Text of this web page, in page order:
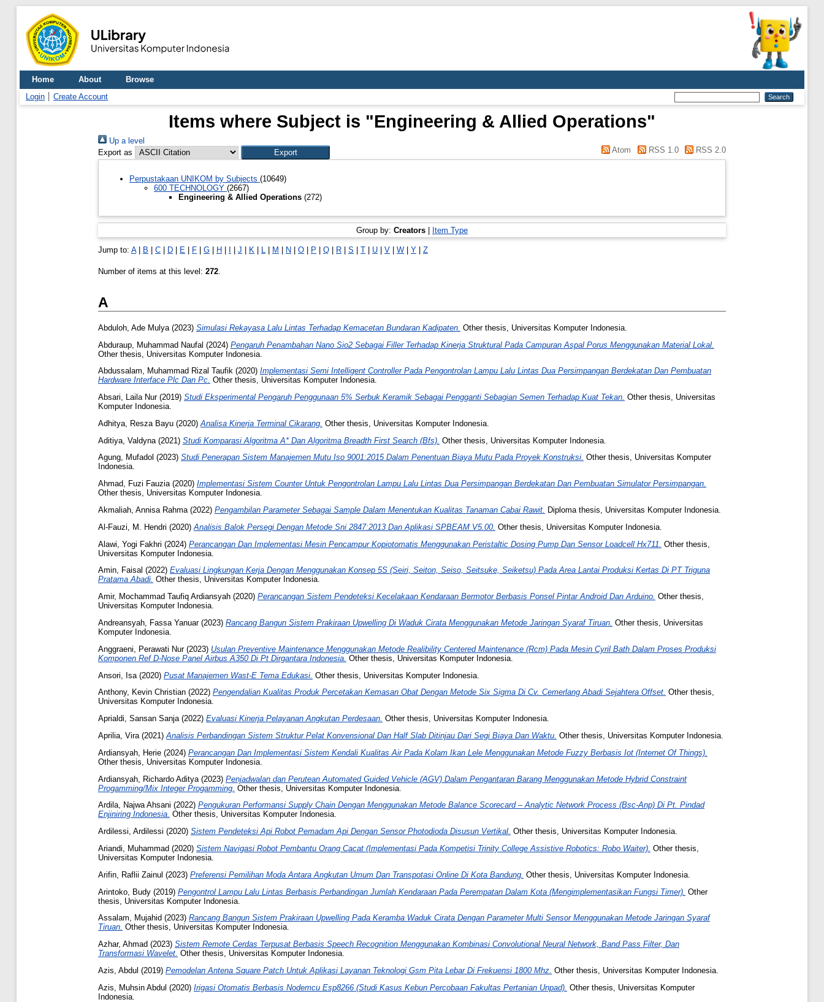
Home About
Browse
Login
Create Account
Items where Subject is "Engineering & Allied Operations"
Up a level
Export as
Atom RSS 1.0 RSS 2.0
Perpustakaan UNIKOM by Subjects (10649)
600 TECHNOLOGY (2667)
Engineering & Allied Operations (272)
Group by: Creators | Item Type
Jump to: A| B | C | D | E | F | G | H | I | J | K | L | M | N | O | P | Q | R | S | T | U | V | W | Y | Z
Number of items at this level: 272
A
Abduloh, Ade Mulya (2023) Simulasi Rekayasa Lalu Lintas Terhadap Kemacetan Bundaran Kadipaten. Other thesis, Universitas Komputer Indonesia.
Abduraup, Muhammad Naufal (2024) Pengaruh Penambahan Nano Sio2 Sebagai Filler Terhadap Kinerja Struktural Pada Campuran Aspal Porus Menggunakan Material Lokal.
Other thesis, Universitas Komputer Indonesia.
Abdussalam, Muhammad Rizal Taufik (2020) Implementasi Semi Intelligent Controller Pada Pengontrolan Lampu Lalu Lintas Dua Persimpangan Berdekatan Dan Pembuatan
Hardware Interface Plc Dan Pc. Other thesis, Universitas Komputer Indonesia.
Absari, Laila Nur(2019) Studi Eksperimental Pengaruh Penggunaan 5% Serbuk Keramik Sebagai Pengganti Sebagian Semen Terhadap Kuat Tekan. Other thesis, Universitas
Komputer Indonesia.
Adhitya, Resza Bayu (2020) Analisa Kinerja Terminal Cikarang. Other thesis, Universitas Komputer Indonesia.
Aditiya, Valdyna (2021) Studi Komparasi Algoritma A* Dan Algoritma Breadth First Search (Bfs). Other thesis, Universitas Komputer Indonesia.
Agung, Mufadol (2023) Studi Penerapan Sistem Manajemen Mutu Iso 9001:2015 Dalam Penentuan Biaya Mutu Pada Proyek Konstruksi. Other thesis, Universitas Komputer
Indonesia.
Ahmad, Fuzi Fauzia(2020) Implementasi Sistem Counter Untuk Pengontrolan Lampu Lalu Lintas Dua Persimpangan Berdekatan Dan Pembuatan Simulator Persimpangan.
Other thesis, Universitas Komputer Indonesia.
Akmaliah, Annisa Rahma(2022) Pengambilan Parameter Sebagai Sample Dalam Menentukan Kualitas Tanaman Cabai Rawit. Diploma thesis, Universitas Komputer Indonesia.
Al-Fauzi, M. Hendri (2020) Analisis Balok Persegi Dengan Metode Sni 2847:2013 Dan Aplikasi SPBEAM V5.00. Other thesis, Universitas Komputer Indonesia.
Alawi, Yogi Fakhri (2024) Perancangan Dan Implementasi Mesin Pencampur Kopiotomatis Menggunakan Peristaltic Dosing Pump Dan Sensor Loadcell Hx711. Other thesis,
Universitas Komputer Indonesia.
Amin, Faisal (2022) Evaluasi Lingkungan Kerja Dengan Menggunakan Konsep 5S (Seiri, Seiton, Seiso, Seitsuke, Seiketsu) Pada Area Lantai Produksi Kertas Di PT Triguna
Pratama Abadi. Other thesis, Universitas Komputer Indonesia.
Amir, Mochammad Taufiq Ardiansyah (2020) Perancangan Sistem Pendeteksi Kecelakaan Kendaraan Bermotor Berbasis Ponsel Pintar Android Dan Arduino. Other thesis,
Universitas Komputer Indonesia.
Andreansyah, Fassa Yanuar(2023) Rancang Bangun Sistem Prakiraan Upwelling Di Waduk Cirata Menggunakan Metode Jaringan Syaraf Tiruan. Other thesis, Universitas
Komputer Indonesia.
Anggraeni, Perawati Nur(2023) Usulan Preventive Maintenance Menggunakan Metode Realibility Centered Maintenance (Rcm) Pada Mesin Cyril Bath Dalam Proses Produksi
Komponen Ref D-Nose Panel Airbus A350 Di Pt Dirgantara Indonesia. Other thesis, Universitas Komputer Indonesia.
Ansori, Isa (2020) Pusat Manajemen Wast-E Tema Edukasi. Other thesis, Universitas Komputer Indonesia.
Anthony, Kevin Christian (2022) Pengendalian Kualitas Produk Percetakan Kemasan Obat Dengan Metode Six Sigma Di Cv. Cemerlang Abadi Sejahtera Offset. Other thesis,
Universitas Komputer Indonesia.
Aprialdi, Sansan Sanja(2022) Evaluasi Kinerja Pelayanan Angkutan Perdesaan. Other thesis, Universitas Komputer Indonesia.
Aprilia, Vira(2021)Analisis Perbandingan Sistem Struktur Pelat Konvensional Dan Half Slab Ditinjau Dari Segi Biaya Dan Waktu. Other thesis, Universitas Komputer Indonesia.
Ardiansyah, Herie (2024) Perancangan Dan Implementasi Sistem Kendali Kualitas Air Pada Kolam Ikan Lele Menggunakan Metode Fuzzy Berbasis Iot (Internet Of Things).
Other thesis, Universitas Komputer Indonesia.
Ardiansyah, Richardo Aditya (2023) Penjadwalan dan Perutean Automated Guided Vehicle (AGV) Dalam Pengantaran Barang Menggunakan Metode Hybrid Constraint
Progamming/Mix Integer Progamming. Other thesis, Universitas Komputer Indonesia.
Ardila, Najwa Ahsani (2022) Pengukuran Performansi Supply Chain Dengan Menggunakan Metode Balance Scorecard – Analytic Network Process (Bsc-Anp) Di Pt. Pindad
Enjiniring Indonesia. Other thesis, Universitas Komputer Indonesia.
Ardilessi, Ardilessi (2020) Sistem Pendeteksi Api Robot Pemadam Api Dengan Sensor Photodioda Disusun Vertikal. Other thesis, Universitas Komputer Indonesia.
Ariandi, Muhammad (2020) Sistem Navigasi Robot Pembantu Orang Cacat (Implementasi Pada Kompetisi Trinity College Assistive Robotics: Robo Waiter). Other thesis,
Universitas Komputer Indonesia.
Arifin, Raflii Zainul (2023) Preferensi Pemilihan Moda Antara Angkutan Umum Dan Transpotasi Online Di Kota Bandung. Other thesis, Universitas Komputer Indonesia.
Arintoko, Budy (2019) Pengontrol Lampu Lalu Lintas Berbasis Perbandingan Jumlah Kendaraan Pada Perempatan Dalam Kota (Mengimplementasikan Fungsi Timer). Other
thesis, Universitas Komputer Indonesia.
Assalam, Mujahid (2023) Rancang Bangun Sistem Prakiraan Upwelling Pada Keramba Waduk Cirata Dengan Parameter Multi Sensor Menggunakan Metode Jaringan Syaraf
Tiruan. Other thesis, Universitas Komputer Indonesia.
Azhar, Ahmad (2023) Sistem Remote Cerdas Terpusat Berbasis Speech Recognition Menggunakan Kombinasi Convolutional Neural Network, Band Pass Filter, Dan
Transformasi Wavelet. Other thesis, Universitas Komputer Indonesia.
Azis, Abdul (2019) Pemodelan Antena Square Patch Untuk Aplikasi Layanan Teknologi Gsm Pita Lebar Di Frekuensi 1800 Mhz. Other thesis, Universitas Komputer Indonesia.
Azis, Muhsin Abdul (2020) Irigasi Otomatis Berbasis Nodemcu Esp8266 (Studi Kasus Kebun Percobaan Fakultas Pertanian Unpad). Other thesis, Universitas Komputer
Indonesia.